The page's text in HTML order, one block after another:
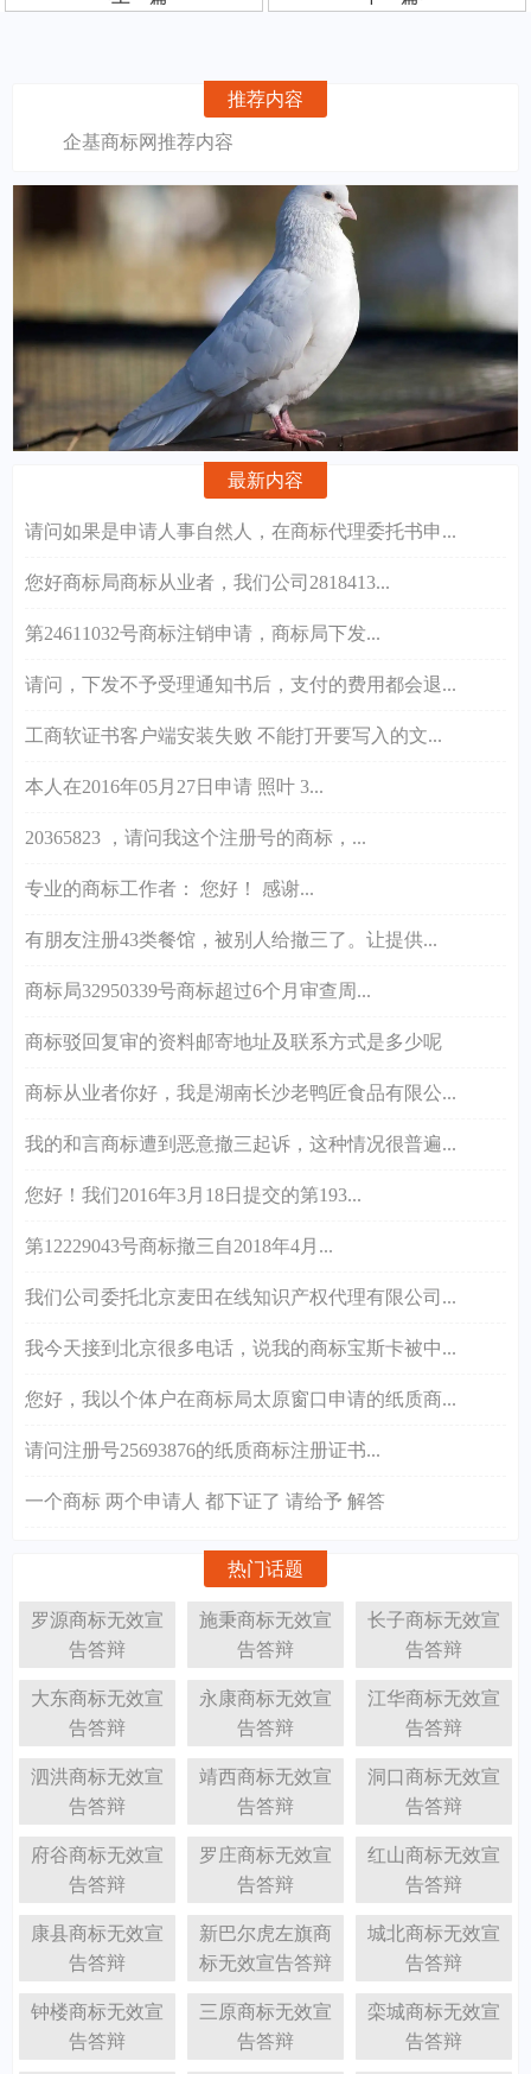
推荐内容
企基商标网推荐内容
最新内容
请问如果是申请人事自然人，在商标代理委托书申...
您好商标局商标从业者，我们公司2818413...
第24611032号商标注销申请，商标局下发...
请问，下发不予受理通知书后，支付的费用都会退...
工商软证书客户端安装失败 不能打开要写入的文...
本人在2016年05月27日申请 照叶 3...
20365823 ，请问我这个注册号的商标，...
专业的商标工作者： 您好！ 感谢...
有朋友注册43类餐馆，被别人给撤三了。让提供...
商标局32950339号商标超过6个月审查周...
商标驳回复审的资料邮寄地址及联系方式是多少呢
商标从业者你好，我是湖南长沙老鸭匠食品有限公...
我的和言商标遭到恶意撤三起诉，这种情况很普遍...
您好！我们2016年3月18日提交的第193...
第12229043号商标撤三自2018年4月...
我们公司委托北京麦田在线知识产权代理有限公司...
我今天接到北京很多电话，说我的商标宝斯卡被中...
您好，我以个体户在商标局太原窗口申请的纸质商...
请问注册号25693876的纸质商标注册证书...
一个商标 两个申请人 都下证了 请给予 解答
热门话题
罗源商标无效宣
告答辩
施秉商标无效宣
告答辩
长子商标无效宣
告答辩
大东商标无效宣
告答辩
永康商标无效宣
告答辩
江华商标无效宣
告答辩
泗洪商标无效宣
告答辩
靖西商标无效宣
告答辩
洞口商标无效宣
告答辩
府谷商标无效宣
告答辩
罗庄商标无效宣
告答辩
红山商标无效宣
告答辩
康县商标无效宣
告答辩
新巴尔虎左旗商
标无效宣告答辩
城北商标无效宣
告答辩
钟楼商标无效宣
告答辩
三原商标无效宣
告答辩
栾城商标无效宣
告答辩